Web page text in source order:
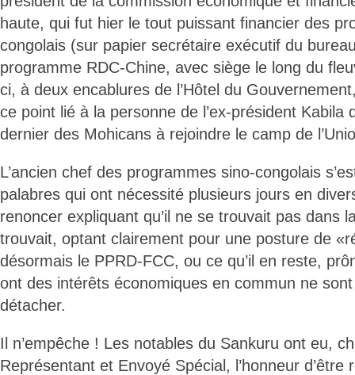
haute, qui fut hier le tout puissant financier des
congolais (sur papier secrétaire exécutif du
programme RDC-Chine, avec siège le long du
ci, à deux encablures de l’Hôtel du
ce point lié à la personne de l’ex-président Kabila
dernier des Mohicans à rejoindre le camp de
L’ancien chef des programmes sino-congolais
palabres qui ont nécessité plusieurs jours en
renoncer expliquant qu’il ne se trouvait pas dans
trouvait, optant clairement pour une posture de
désormais le PPRD-FCC, ou ce qu’il en reste,
ont des intérêts économiques en commun ne
détacher.
Il n’empêche ! Les notables du Sankuru ont eu,
Représentant et Envoyé Spécial, l’honneur d’être